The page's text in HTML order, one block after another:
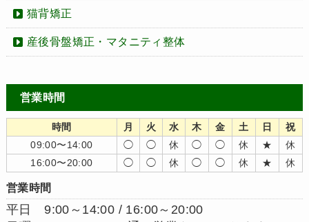
猫背矯正
産後骨盤矯正・マタニティ整体
営業時間
時間 月 火 水 木 金 土 日
祝
09:00〜14:00
◯ ◯ 休 ◯ ◯ 休 ★
休
16:00〜20:00
◯ ◯ 休 ◯ ◯ 休 ★ 休
営業時間
平日 9:00～14:00 / 16:00～20:00